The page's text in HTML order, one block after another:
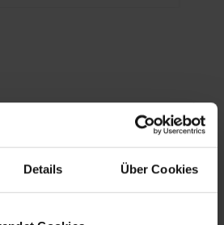
Details Über Cookies
1 Abteil, Abteilbreite 300 mm,
Stahlkonstruktion mit